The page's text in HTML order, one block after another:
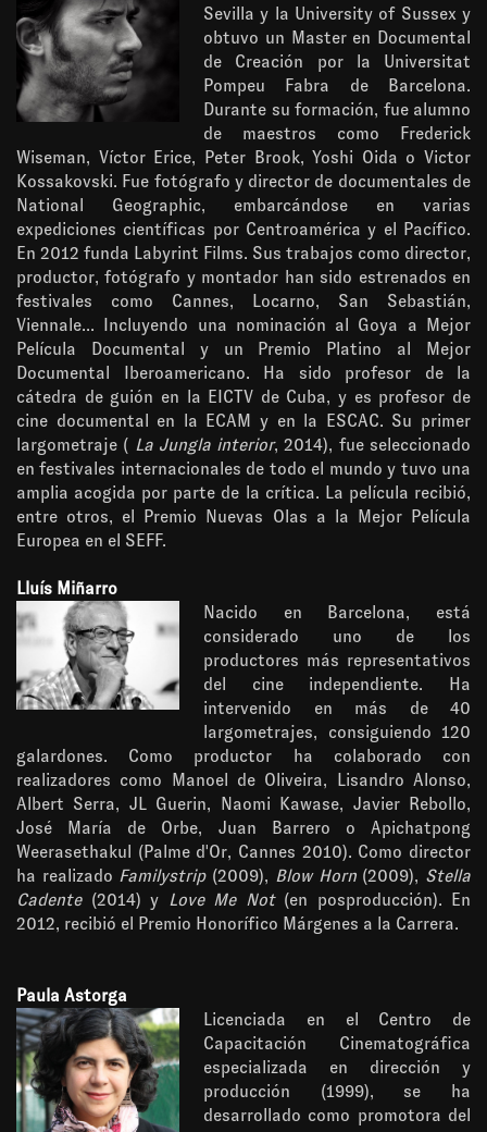
Sevilla y la University of Sussex y
obtuvo un Master en Documental
de Creación por la Universitat
Pompeu Fabra de Barcelona.
Durante su formación, fue alumno
de maestros como Frederick
Wiseman, Víctor Erice, Peter Brook, Yoshi Oida o Victor
Kossakovski. Fue fotógrafo y director de documentales de
National Geographic, embarcándose en varias
expediciones científicas por Centroamérica y el Pacífico.
En 2012 funda Labyrint Films. Sus trabajos como director,
productor, fotógrafo y montador han sido estrenados en
festivales como Cannes, Locarno, San Sebastián,
Viennale... Incluyendo una nominación al Goya a Mejor
Película Documental y un Premio Platino al Mejor
Documental Iberoamericano. Ha sido profesor de la
cátedra de guión en la EICTV de Cuba, y es profesor de
cine documental en la ECAM y en la ESCAC. Su primer
largometraje ( La Jungla interior, 2014), fue seleccionado
en festivales internacionales de todo el mundo y tuvo una
amplia acogida por parte de la crítica. La película recibió,
entre otros, el Premio Nuevas Olas a la Mejor Película
Europea en el SEFF.
Lluís Miñarro
Nacido en Barcelona, está
considerado uno de los
productores más representativos
del cine independiente. Ha
intervenido en más de 40
largometrajes, consiguiendo 120
galardones. Como productor ha colaborado con
realizadores como Manoel de Oliveira, Lisandro Alonso,
Albert Serra, JL Guerin, Naomi Kawase, Javier Rebollo,
José María de Orbe, Juan Barrero o Apichatpong
Weerasethakul (Palme d'Or, Cannes 2010). Como director
ha realizado Familystrip(2009), Blow Horn(2009), Stella
Cadente(2014) y Love Me Not(en posproducción). En
2012, recibió el Premio Honorífico Márgenes a la Carrera.
Paula Astorga
Licenciada en el Centro de
Capacitación Cinematográfica
especializada en dirección y
producción (1999), se ha
desarrollado como promotora del